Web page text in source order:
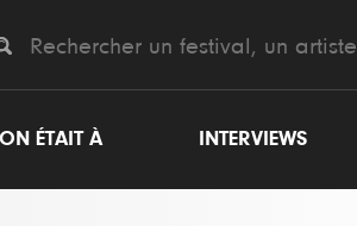
ON ÉTAIT À INTERVIEWS